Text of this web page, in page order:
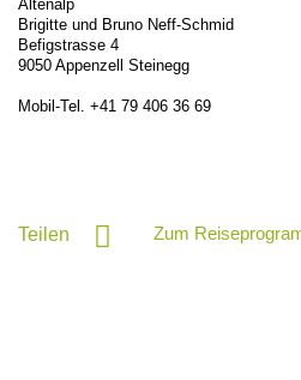
Altenalp
Brigitte und Bruno Neff-Schmid
Befigstrasse 4
9050 Appenzell Steinegg
Mobil-Tel. +41 79 406 36 69
Teilen Zum